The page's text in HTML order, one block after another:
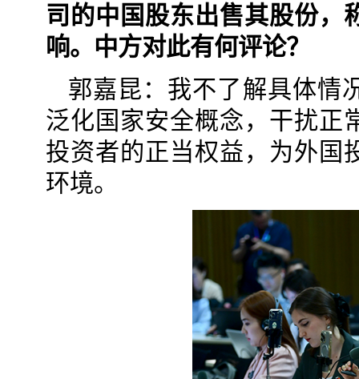
司的中国股东出售其股份，
响。中方对此有何评论？
郭嘉昆：我不了解具体情
泛化国家安全概念，干扰正
投资者的正当权益，为外国
环境。